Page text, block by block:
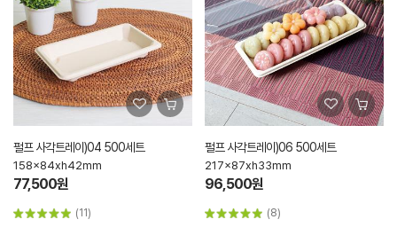
펄프 사각트레이)04 500세트
158x84xh42mm
77,500원
(11)
펄프 사각트레이)06 500세트
217x87xh33mm
96,500원
(8)